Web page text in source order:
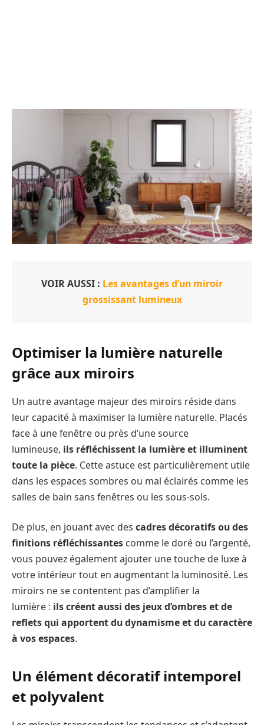
VOIR AUSSI : Les avantages d’un miroir
grossissant lumineux
Optimiser la lumière naturelle
grâce aux miroirs
Un autre avantage majeur des miroirs réside dans
leur capacité à maximiser la lumière naturelle. Placés
face à une fenêtre ou près d’une source
lumineuse, ils réfléchissent la lumière et illuminent
toute la pièce. Cette astuce est particulièrement utile
dans les espaces sombres ou mal éclairés comme les
salles de bain sans fenêtres ou les sous-sols.
De plus, en jouant avec des cadres décoratifs ou des
finitions réfléchissantes comme le doré ou l’argenté,
vous pouvez également ajouter une touche de luxe à
votre intérieur tout en augmentant la luminosité. Les
miroirs ne se contentent pas d’amplifier la
lumière : ils créent aussi des jeux d’ombres et de
reflets qui apportent du dynamisme et du caractère
à vos espaces.
Un élément décoratif intemporel
et polyvalent